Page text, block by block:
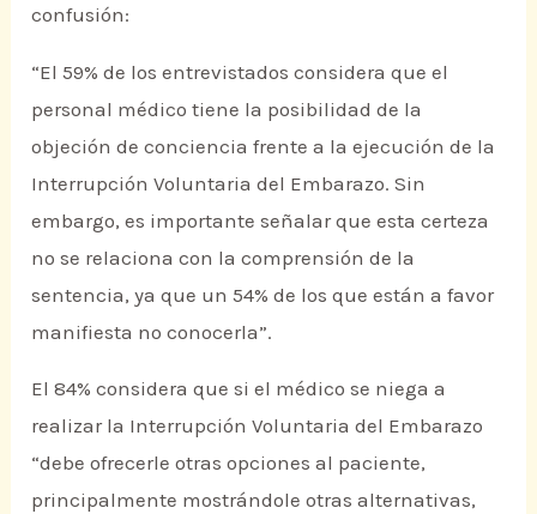
confusión:
“El 59% de los entrevistados considera que el
personal médico tiene la posibilidad de la
objeción de conciencia frente a la ejecución de la
Interrupción Voluntaria del Embarazo. Sin
embargo, es importante señalar que esta certeza
no se relaciona con la comprensión de la
sentencia, ya que un 54% de los que están a favor
manifiesta no conocerla”.
El 84% considera que si el médico se niega a
realizar la Interrupción Voluntaria del Embarazo
“debe ofrecerle otras opciones al paciente,
principalmente mostrándole otras alternativas,